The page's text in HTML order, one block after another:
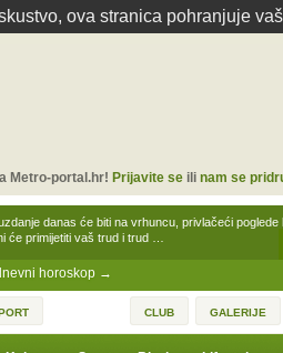
ova stranica pohranjuje
horoskop →
danas će biti na vrhuncu, privlačeći poglede
će primijetiti vaš trud i trud …
Metro-portal.hr! Prijavite seili nam se
CLUB GALERIJE